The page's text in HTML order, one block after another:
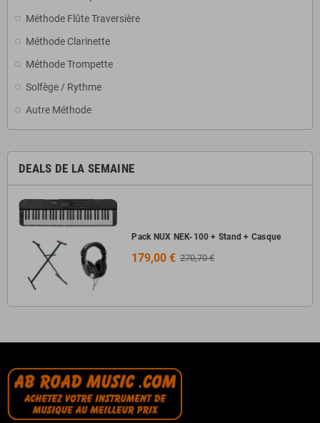
Méthode Flûte Traversière
Méthode Clarinette
Méthode Trompette
Solfège / Rythme
Autre Méthode
DEALS DE LA SEMAINE
Pack NUX NEK-100 + Stand + Casque
179,00 € 270,70 €